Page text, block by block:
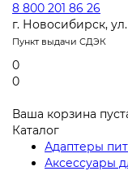
8 800 201 86 26
г. Новосибирск,
Пункт выдачи СДЭК
0
0
Ваша корзина
Каталог
Адаптеры
Аксессуары